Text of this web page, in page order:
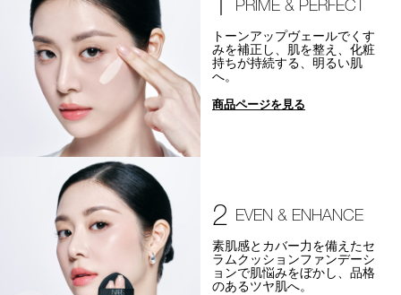
PRIME & PERFECT
トーンアップヴェールでくす
みを補正し、肌を整え、化粧
持ちが持続する、明るい肌
へ。
商品ページを見る
2 EVEN & ENHANCE
素肌感とカバー力を備えたセ
ラムクッションファンデーシ
ョンで肌悩みをぼかし、品格
のあるツヤ肌へ。